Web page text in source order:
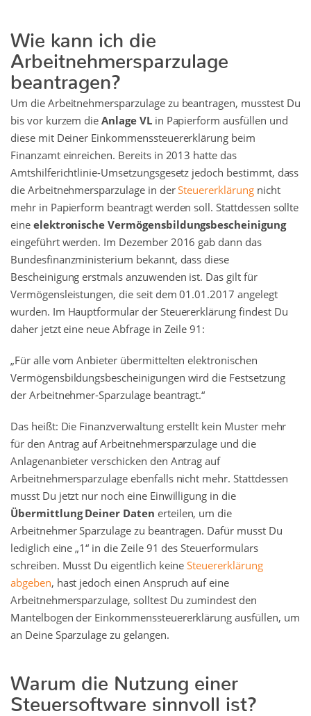
Wie kann ich die
Arbeitnehmersparzulage
beantragen?
Um die Arbeitnehmersparzulage zu beantragen, musstest Du
bis vor kurzem dieAnlage VLin Papierform ausfüllen und
diese mit Deiner Einkommenssteuererklärung beim
Finanzamt einreichen. Bereits in 2013 hatte das
Amtshilferichtlinie-Umsetzungsgesetz jedoch bestimmt, dass
die Arbeitnehmersparzulage in derSteuererklärungnicht
mehr in Papierform beantragt werden soll. Stattdessen sollte
eine elektronische Vermögensbildungsbescheinigung
eingeführt werden. Im Dezember 2016 gab dann das
Bundesfinanzministerium bekannt, dass diese
Bescheinigung erstmals anzuwenden ist. Das gilt für
Vermögensleistungen, die seit dem 01.01.2017 angelegt
wurden. Im Hauptformular der Steuererklärung findest Du
daher jetzt eine neue Abfrage in Zeile 91:
„Für alle vom Anbieter übermittelten elektronischen
Vermögensbildungsbescheinigungen wird die Festsetzung
der Arbeitnehmer-Sparzulage beantragt.“
Das heißt: Die Finanzverwaltung erstellt kein Muster mehr
für den Antrag auf Arbeitnehmersparzulage und die
Anlagenanbieter verschicken den Antrag auf
Arbeitnehmersparzulage ebenfalls nicht mehr. Stattdessen
musst Du jetzt nur noch eine Einwilligung in die
Übermittlung Deiner Daten erteilen, um die
Arbeitnehmer Sparzulage zu beantragen. Dafür musst Du
lediglich eine „1“ in die Zeile 91 des Steuerformulars
schreiben. Musst Du eigentlich keineSteuererklärung
abgeben, hast jedoch einen Anspruch auf eine
Arbeitnehmersparzulage, solltest Du zumindest den
Mantelbogen der Einkommenssteuererklärung ausfüllen, um
an Deine Sparzulage zu gelangen.
Warum die Nutzung einer
Steuersoftware sinnvoll ist?